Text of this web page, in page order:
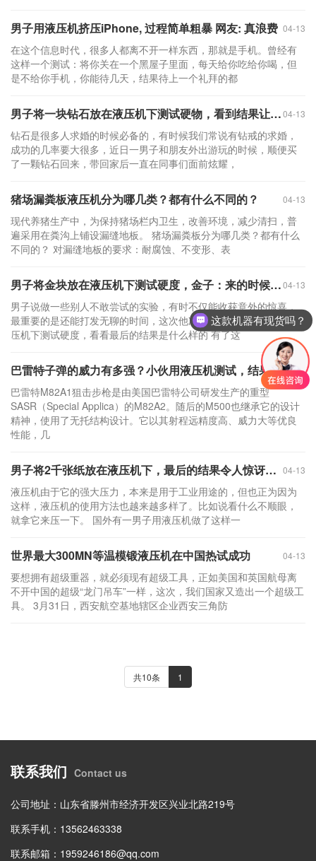
04-13
男子用液压机挤压iPhone, 过程简单粗暴 网友: 真浪费
在这个信息时代，很多人都离不开一样东西，那就是手机。曾经有
这样一个测试：将你关在一个黑屋子里面，每天给你吃给你喝，但
是不给你手机，你能待几天，结果待上一个礼拜的都
04-13
男子将一块钻石放在液压机下测试硬物，看到结果让他崩溃了！
钻石是很多人求婚的时候必备的，有时候我们常说有钻戒的求婚，
成功的几率要大很多，近日一男子和朋友外出游玩的时候，顺便买
了一颗钻石回来，带回家后一直在同事们面前炫耀，
04-13
猪场漏粪板液压机分为哪几类？都有什么不同的？
现代养猪生产中，为保持猪场栏内卫生，改善环境，减少清扫，普
遍采用在粪沟上铺设漏缝地板。 猪场漏粪板分为哪几类？都有什么
不同的？ 对漏缝地板的要求：耐腐蚀、不变形、表
04-13
男子将金块放在液压机下测试硬度，金子：来的时候好好的，回不去了！
男子说做一些别人不敢尝试的实验，有时不仅能收获意外的惊喜，
最重要的是还能打发无聊的时间，这次他准备找来一块金块放在液
压机下测试硬度，看看最后的结果是什么样的 有了这
04-13
巴雷特子弹的威力有多强？小伙用液压机测试，结果太硬核了！
巴雷特M82A1狙击步枪是由美国巴雷特公司研发生产的重型
SASR（Special Applica）的M82A2。随后的M500也继承它的设计
精神，使用了无托结构设计。它以其射程远精度高、威力大等优良
性能，几
04-13
男子将2千张纸放在液压机下，最后的结果令人惊讶不已！
液压机由于它的强大压力，本来是用于工业用途的，但也正为因为
这样，液压机的使用方法也越来越多样了。比如说看什么不顺眼，
就拿它来压一下。 国外有一男子用液压机做了这样一
04-13
世界最大300MN等温模锻液压机在中国热试成功
要想拥有超级重器，就必须现有超级工具，正如美国和英国航母离
不开中国的超级“龙门吊车”一样，这次，我们国家又造出一个超级工
具。 3月31日，西安航空基地辖区企业西安三角防
共10条 1
联系我们 Contact us
公司地址：山东省滕州市经济开发区兴业北路219号
联系手机：13562463338
联系邮箱：1959246186@qq.com
这款机器有现货吗？